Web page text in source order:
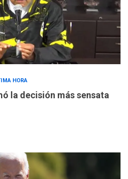
HORA
la decisión más sensata